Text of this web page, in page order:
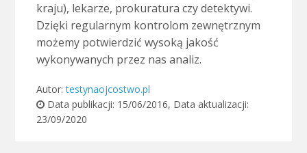
kraju), lekarze, prokuratura czy detektywi.
Dzięki regularnym kontrolom zewnętrznym
możemy potwierdzić wysoką jakość
wykonywanych przez nas analiz.
Autor:testynaojcostwo.pl
Data publikacji: 15/06/2016, Data aktualizacji:
23/09/2020